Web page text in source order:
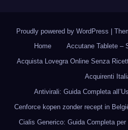
Proudly powered by WordPress
Home
Accutane Tablete –
Acquista Lovegra Online Senza
Acquirenti
Antivirali: Guida Completa
Cenforce kopen zonder recept in
Cialis Generico: Guida Completa